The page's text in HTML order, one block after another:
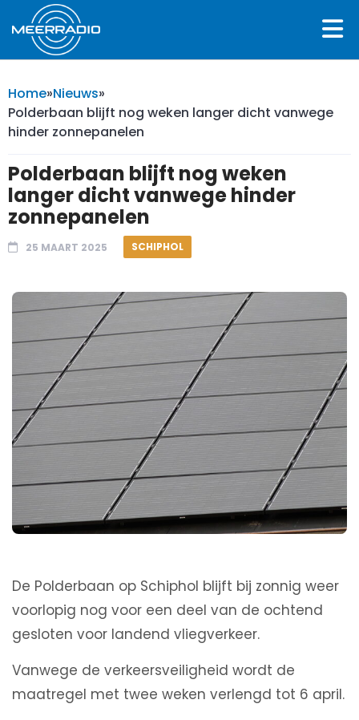
Home»Nieuws»
Polderbaan blijft nog weken langer dicht vanwege
hinder zonnepanelen
Polderbaan blijft nog weken
langer dicht vanwege hinder
zonnepanelen
25 MAART 2025 SCHIPHOL
De Polderbaan op Schiphol blijft bij zonnig weer
voorlopig nog voor een deel van de ochtend
gesloten voor landend vliegverkeer.
Vanwege de verkeersveiligheid wordt de
maatregel met twee weken verlengd tot 6 april.